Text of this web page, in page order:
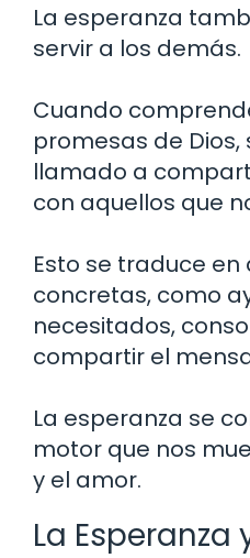
La esperanza
servir a los demás.
Cuando
promesas de Dios,
llamado a
con aquellos que
Esto se traduce en
concretas, como
necesitados,
compartir el
La esperanza se
motor que nos
y el amor.
La Esperanza